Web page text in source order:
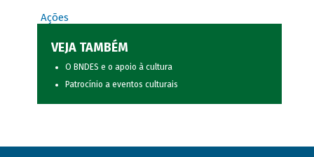
Ações
VEJA TAMBÉM
O BNDES e o apoio à cultura
Patrocínio a eventos culturais